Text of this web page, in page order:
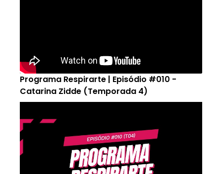
Programa Respirarte | Episódio #010 -
Catarina Zidde (Temporada 4)